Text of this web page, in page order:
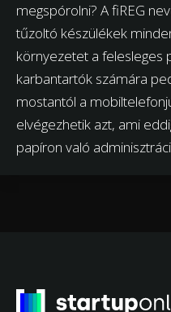
megspórolni? A fiREG
tűzoltó készülékek
környezetet a felesleges
karbantartók számára
mostantól a
elvégezhetik azt, ami
papíron való